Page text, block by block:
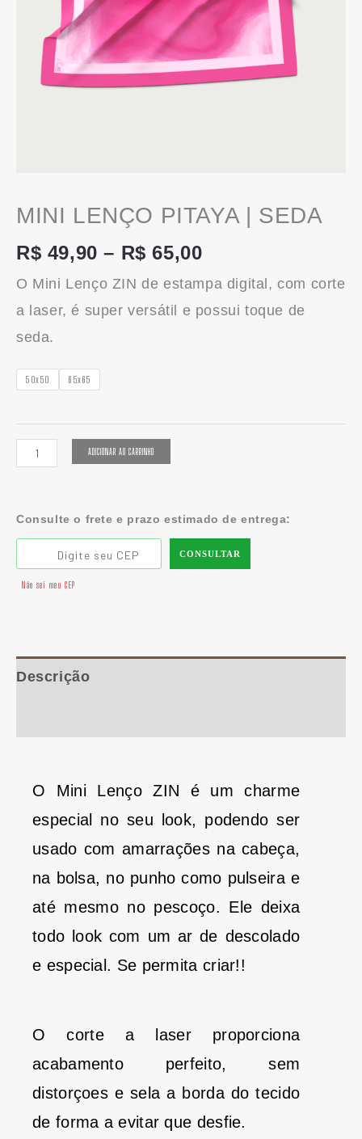
MINI LENÇO PITAYA | SEDA
R$ 49,90 – R$ 65,00
O Mini Lenço ZIN de estampa digital, com corte
a laser, é super versátil e possui toque de
seda.
50x50 65x65
ADICIONAR AO CARRINHO
Consulte o frete e prazo estimado de entrega:
CONSULTAR
Não sei meu CEP
Descrição
O Mini Lenço ZIN é um charme
especial no seu look, podendo ser
usado com amarrações na cabeça,
na bolsa, no punho como pulseira e
até mesmo no pescoço. Ele deixa
todo look com um ar de descolado
e especial. Se permita criar!!
O corte a laser proporciona
acabamento perfeito, sem
distorçoes e sela a borda do tecido
de forma a evitar que desfie.